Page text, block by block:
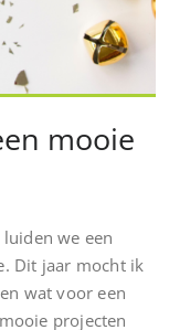
mooie
we een
Dit jaar mocht ik
wat voor een
projecten